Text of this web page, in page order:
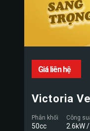
Giá liên hệ
Victoria
Phân khối
50cc
Công
2.6kW